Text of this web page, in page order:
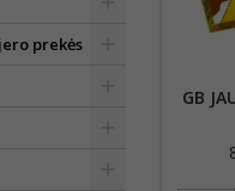
prekės
GB